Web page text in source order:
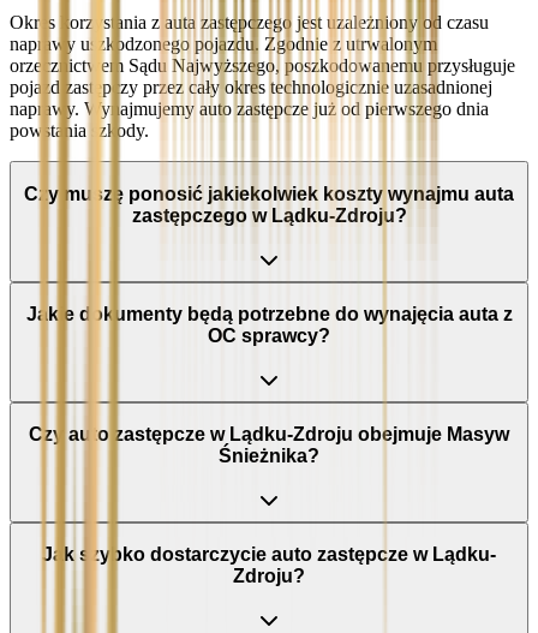
Okres korzystania z auta zastępczego jest uzależniony od czasu
naprawy uszkodzonego pojazdu. Zgodnie z utrwalonym
orzecznictwem Sądu Najwyższego, poszkodowanemu przysługuje
pojazd zastępczy przez cały okres technologicznie uzasadnionej
naprawy. Wynajmujemy auto zastępcze już od pierwszego dnia
powstania szkody.
Czy muszę ponosić jakiekolwiek koszty wynajmu auta
zastępczego w Lądku-Zdroju?
Jakie dokumenty będą potrzebne do wynajęcia auta z
OC sprawcy?
Czy auto zastępcze w Lądku-Zdroju obejmuje Masyw
Śnieżnika?
Jak szybko dostarczycie auto zastępcze w Lądku-
Zdroju?